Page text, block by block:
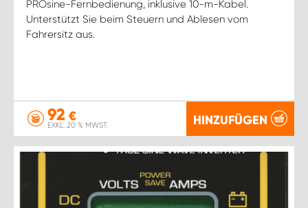
PROsine-Fernbedienung, inklusive 10-m-Kabel.
Unterstützt Sie beim Steuern und Ablesen vom
Fahrersitz aus.
92 €
EXKL. 20 % MWST. HINZUFÜGEN